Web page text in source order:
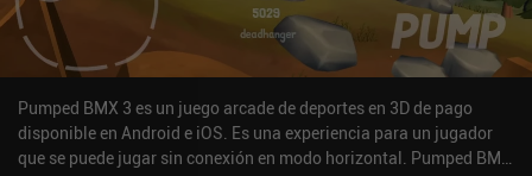
Pumped BMX 3 es un juego arcade de deportes en 3D de pago
disponible en Android e iOS. Es una experiencia para un jugador
que se puede jugar sin conexión en modo horizontal. Pumped BMX